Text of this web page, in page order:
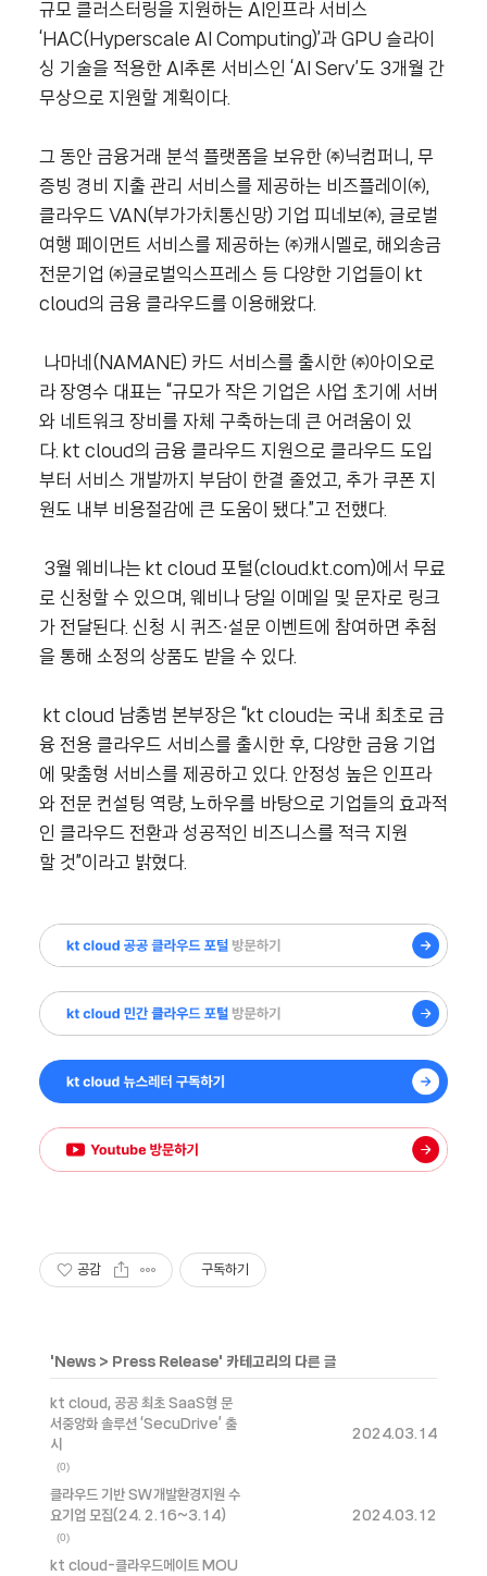
규모 클러스터링을 지원하는 AI인프라 서비스
‘HAC(Hyperscale AI Computing)’과 GPU 슬라이
싱 기술을 적용한 AI추론 서비스인 ‘AI Serv’도 3개월 간
무상으로 지원할 계획이다.
그 동안 금융거래 분석 플랫폼을 보유한 ㈜닉컴퍼니, 무
증빙 경비 지출 관리 서비스를 제공하는 비즈플레이㈜,
클라우드 VAN(부가가치통신망) 기업 피네보㈜, 글로벌
여행 페이먼트 서비스를 제공하는 ㈜캐시멜로, 해외송금
전문기업 ㈜글로벌익스프레스 등 다양한 기업들이 kt
cloud의 금융 클라우드를 이용해왔다.
나마네(NAMANE) 카드 서비스를 출시한 ㈜아이오로
라 장영수 대표는 “규모가 작은 기업은 사업 초기에 서버
와 네트워크 장비를 자체 구축하는데 큰 어려움이 있
다. kt cloud의 금융 클라우드 지원으로 클라우드 도입
부터 서비스 개발까지 부담이 한결 줄었고, 추가 쿠폰 지
원도 내부 비용절감에 큰 도움이 됐다.”고 전했다.
3월 웨비나는 kt cloud 포털(cloud.kt.com)에서 무료
로 신청할 수 있으며, 웨비나 당일 이메일 및 문자로 링크
가 전달된다. 신청 시 퀴즈∙설문 이벤트에 참여하면 추첨
을 통해 소정의 상품도 받을 수 있다.
kt cloud 남충범 본부장은 “kt cloud는 국내 최초로 금
융 전용 클라우드 서비스를 출시한 후, 다양한 금융 기업
에 맞춤형 서비스를 제공하고 있다. 안정성 높은 인프라
와 전문 컨설팅 역량, 노하우를 바탕으로 기업들의 효과적
인 클라우드 전환과 성공적인 비즈니스를 적극 지원
할 것”이라고 밝혔다.
공감 구독하기
' News > Press Release' 카테고리의 다른 글
kt cloud, 공공 최초 SaaS형 문
서중앙화 솔루션 ‘SecuDrive’ 출
시
(0)
2024.03.14
클라우드 기반 SW개발환경지원 수
요기업 모집(24. 2.16~3.14)
(0)
2024.03.12
kt cloud-클라우드메이트 MOU